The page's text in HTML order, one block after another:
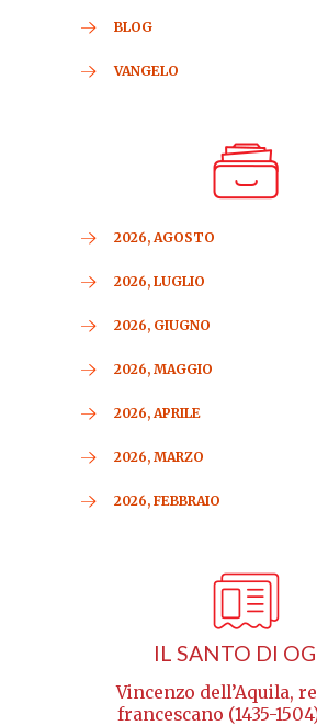
BLOG
VANGELO
2026, AGOSTO
2026, LUGLIO
2026, GIUGNO
2026, MAGGIO
2026, APRILE
2026, MARZO
2026, FEBBRAIO
IL SANTO DI
Vincenzo dell’Aquila,
francescano (1435-